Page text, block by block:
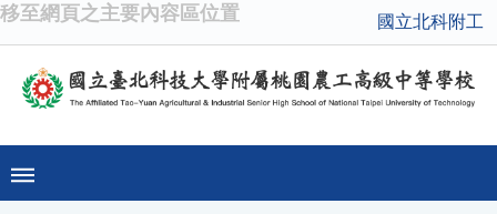
移至網頁之主要內容區位置 國立北科附工